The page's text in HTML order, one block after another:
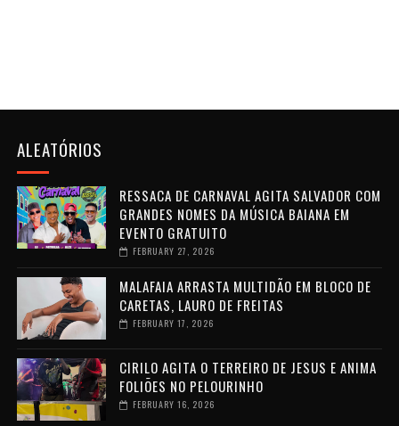
ALEATÓRIOS
RESSACA DE CARNAVAL AGITA SALVADOR COM
GRANDES NOMES DA MÚSICA BAIANA EM
EVENTO GRATUITO
FEBRUARY 27, 2026
MALAFAIA ARRASTA MULTIDÃO EM BLOCO DE
CARETAS, LAURO DE FREITAS
FEBRUARY 17, 2026
CIRILO AGITA O TERREIRO DE JESUS E ANIMA
FOLIÕES NO PELOURINHO
FEBRUARY 16, 2026